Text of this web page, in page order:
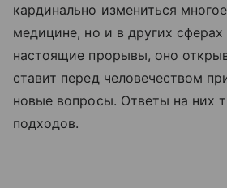
кардинально измениться
медицине, но и в других
настоящие прорывы, оно
ставит перед человечеством
новые вопросы. Ответы на них
подходов.